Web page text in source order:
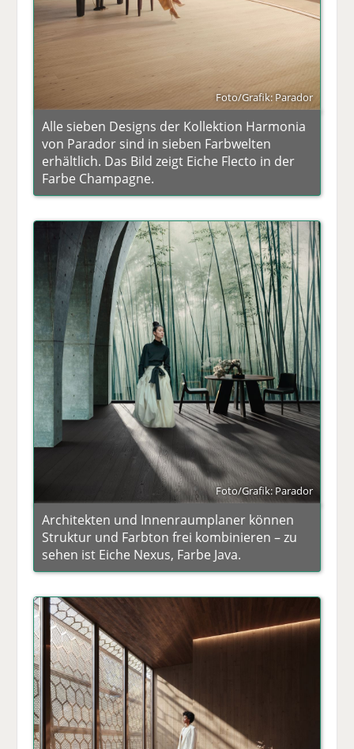
Foto/Grafik: Parador
Alle sieben Designs der Kollektion Harmonia
von Parador sind in sieben Farbwelten
erhältlich. Das Bild zeigt Eiche Flecto in der
Farbe Champagne.
Foto/Grafik: Parador
Architekten und Innenraumplaner können
Struktur und Farbton frei kombinieren – zu
sehen ist Eiche Nexus, Farbe Java.